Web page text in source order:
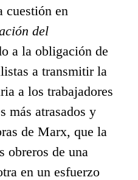
cuestión en
del
a la obligación de
a transmitir la
a los trabajadores
más atrasados y
de Marx, que la
obreros de una
en un esfuerzo